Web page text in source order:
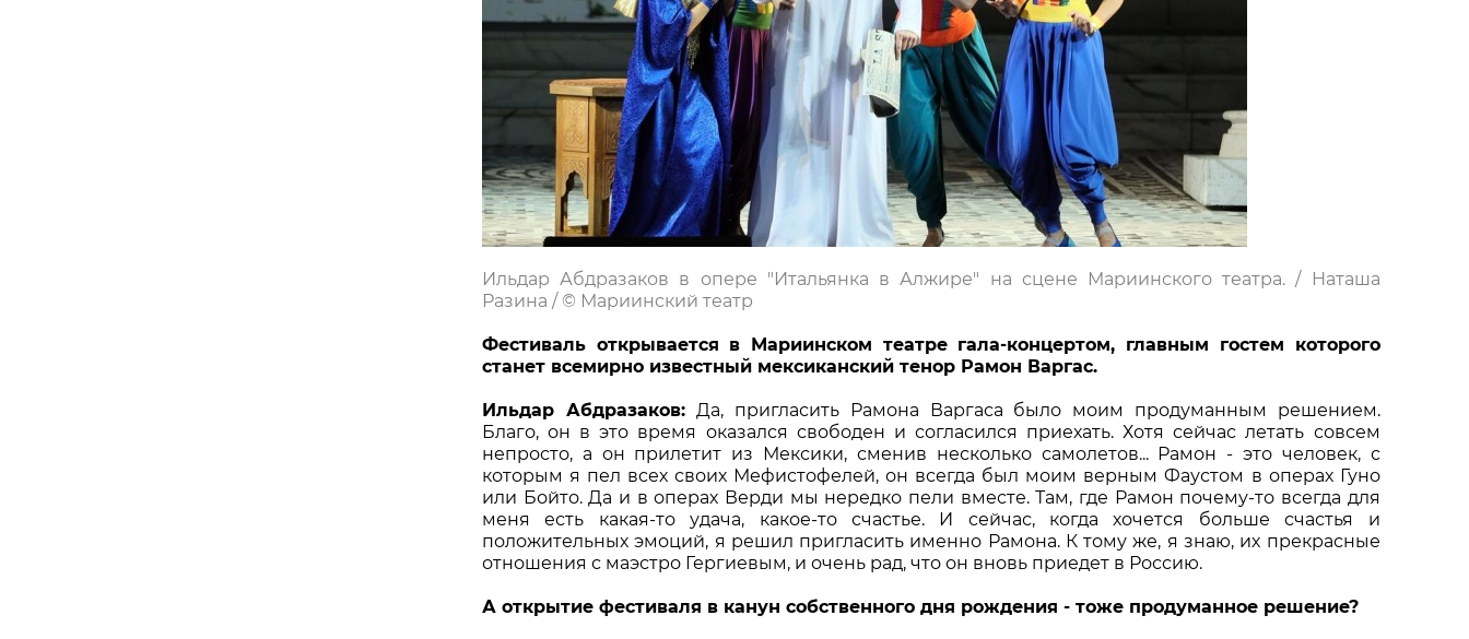
Ильдар Абдразаков в опере "Итальянка в Алжире" на сцене Мариинского театра. / Наташа
Разина / © Мариинский театр
Фестиваль открывается в Мариинском театре гала-концертом, главным гостем которого
станет всемирно известный мексиканский тенор Рамон Варгас.
Ильдар Абдразаков:Да, пригласить Рамона Варгаса было моим продуманным решением.
Благо, он в это время оказался свободен и согласился приехать. Хотя сейчас летать совсем
непросто, а он прилетит из Мексики, сменив несколько самолетов... Рамон - это человек, с
которым я пел всех своих Мефистофелей, он всегда был моим верным Фаустом в операх Гуно
или Бойто. Да и в операх Верди мы нередко пели вместе. Там, где Рамон почему-то всегда для
меня есть какая-то удача, какое-то счастье. И сейчас, когда хочется больше счастья и
положительных эмоций, я решил пригласить именно Рамона. К тому же, я знаю, их прекрасные
отношения с маэстро Гергиевым, и очень рад, что он вновь приедет в Россию.
А открытие фестиваля в канун собственного дня рождения - тоже продуманное решение?